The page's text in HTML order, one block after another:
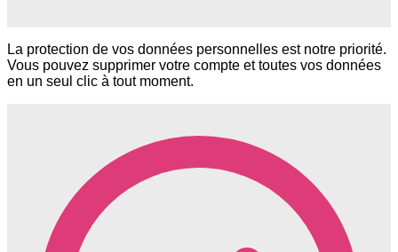
La protection de vos données personnelles est notre priorité.
Vous pouvez supprimer votre compte et toutes vos données
en un seul clic à tout moment.